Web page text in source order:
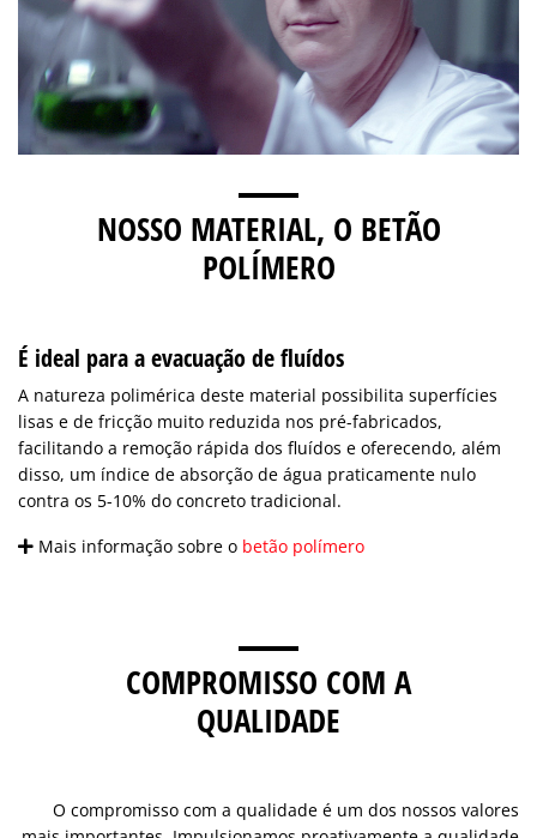
NOSSO MATERIAL, O BETÃO
POLÍMERO
É ideal para a evacuação de fluídos
A natureza polimérica deste material possibilita superfícies
lisas e de fricção muito reduzida nos pré-fabricados,
facilitando a remoção rápida dos fluídos e oferecendo, além
disso, um índice de absorção de água praticamente nulo
contra os 5-10% do concreto tradicional.
Mais informação sobre o betão polímero
COMPROMISSO COM A
QUALIDADE
O compromisso com a qualidade é um dos nossos valores